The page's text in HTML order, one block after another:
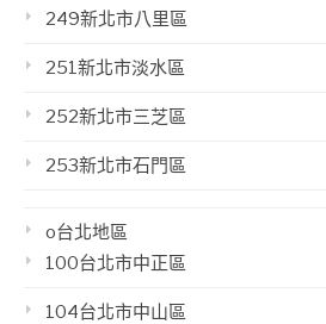
249新北市八里區
251新北市淡水區
252新北市三芝區
253新北市石門區
o台北地區
100台北市中正區
104台北市中山區